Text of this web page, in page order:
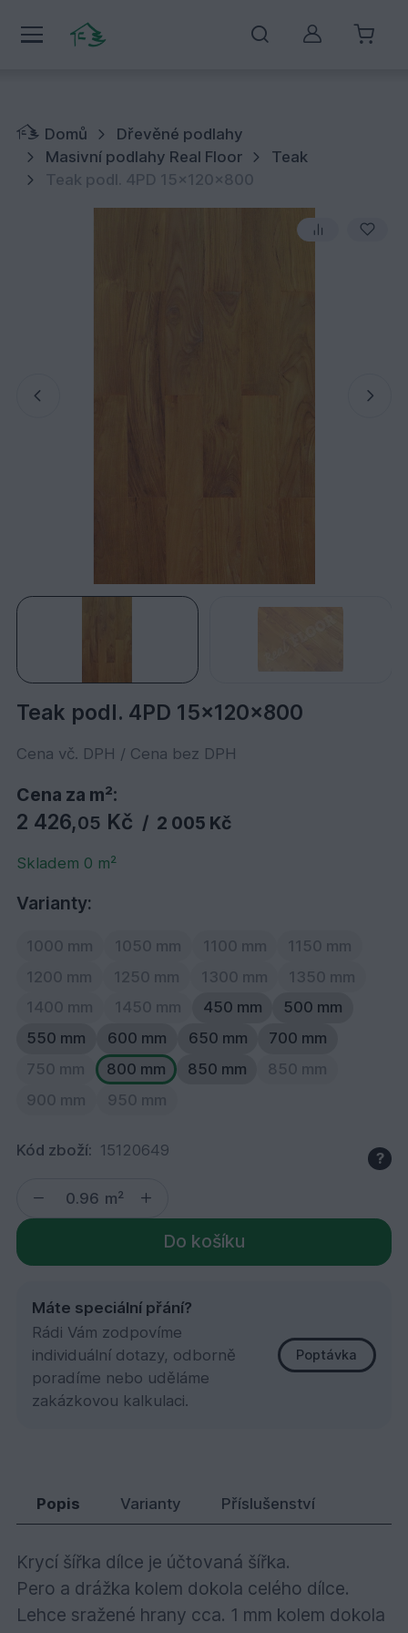
Můj účet
Domů
Dřevěné podlahy
Masivní podlahy Real Floor
Teak
Teak podl. 4PD 15x120x800
Teak podl. 4PD 15x120x800
Cena vč. DPH / Cena bez DPH
Cena za m²:
2 426,05 Kč / 2 005 Kč
Skladem 0 m²
Varianty:
1000 mm 1050 mm 1100 mm
1150 mm
1200 mm
1250 mm 1300 mm
1350 mm
1400 mm
1450 mm 450 mm
500 mm
550 mm
600 mm 650 mm
700 mm
750 mm
800 mm 850 mm
850 mm
900 mm
950 mm
Kód zboží: 15120649 ?
m²
Do košíku
Máte speciální přání?
Rádi Vám zodpovíme
individuální dotazy, odborně
poradíme nebo uděláme
zakázkovou kalkulaci.
Poptávka
Popis Varianty Příslušenství
Krycí šířka dílce je účtovaná šířka.
Pero a drážka kolem dokola celého dílce.
Lehce sražené hrany cca. 1 mm kolem dokola